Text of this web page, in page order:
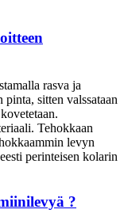
rasva ja
sitten valssataan
Tehokkaan
levyn
perinteisen kolarin
?